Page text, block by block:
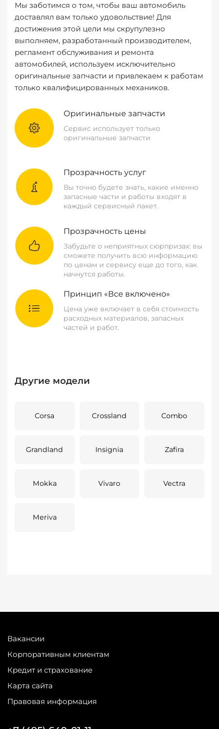
Мы заботимся о том, чтобы ваш автомобиль
доставлял вам только удовольствие! Для
достижения этой цели мы скрупулезно
выполняем, разработанный производителем,
регламент обслуживания и ремонта
автомобилей, используем исключительно
оригинальные запчасти и привлекаем к работам
только квалифицированных механиков.
Оригинальные запчасти
Сервис использует только
оригинальные запчасти
Прозрачность услуг
Вы точно будете знать, какие именно
запасные части и работы входят в
каждый сервисный пакет.
Прозрачность цены
Забудьте о неприятных сюрпризах: вы
сможете получить всю информацию
по ценам и сервису еще до того, как
начнутся работы.
Принцип «Все включено»
Цена уже включает в себя стоимость
расходных материалов, запасных
частей и работ.
Другие модели
Corsa Crossland Combo
Grandland Insignia Zafira
Mokka Vivaro Vectra
Meriva
Вакансии
Корпоративным клиентам
Кредит и страхование
Карта сайта
Правовая информация